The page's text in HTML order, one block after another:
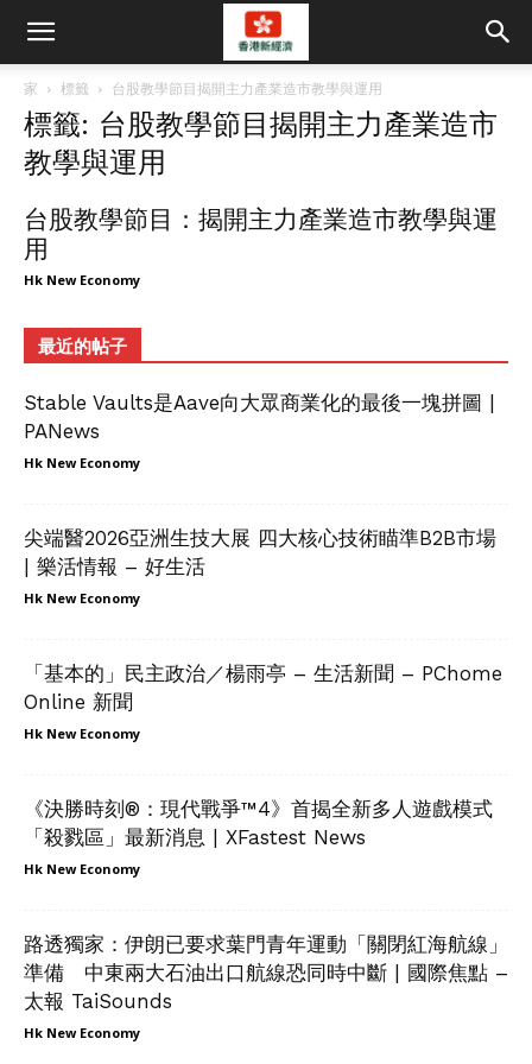
家 標籤 台股教學節目揭開主力產業造市教學與運用
標籤: 台股教學節目揭開主力產業造市
教學與運用
台股教學節目：揭開主力產業造市教學與運
用
Hk New Economy
最近的帖子
Stable Vaults是Aave向大眾商業化的最後一塊拼圖 |
PANews
Hk New Economy
尖端醫2026亞洲生技大展 四大核心技術瞄準B2B市場
| 樂活情報 – 好生活
Hk New Economy
「基本的」民主政治／楊雨亭 – 生活新聞 – PChome
Online 新聞
Hk New Economy
《決勝時刻®：現代戰爭™4》首揭全新多人遊戲模式
「殺戮區」最新消息 | XFastest News
Hk New Economy
路透獨家：伊朗已要求葉門青年運動「關閉紅海航線」
準備 中東兩大石油出口航線恐同時中斷 | 國際焦點 –
太報 TaiSounds
Hk New Economy